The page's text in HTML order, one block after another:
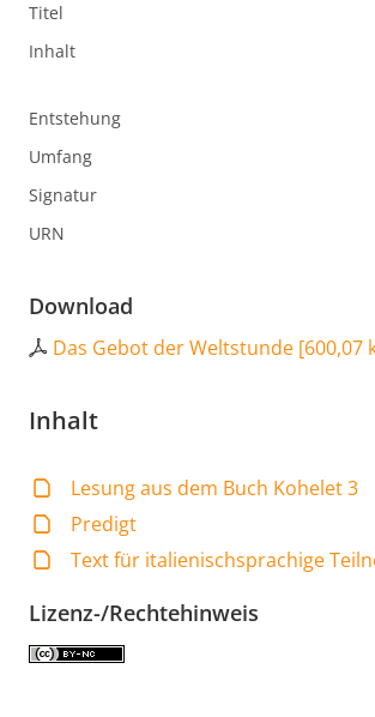
Titel
Inhalt
Entstehung
Umfang
Signatur
URN
Download
Das Gebot der Weltstunde [600,07
Inhalt
Lesung aus dem Buch Kohelet 3
Predigt
Text für italienischsprachige
Lizenz-/Rechtehinweis